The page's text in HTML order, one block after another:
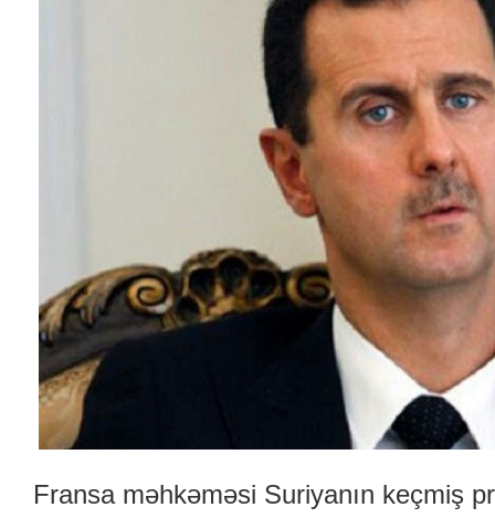
Fransa məhkəməsi Suriyanın keçmiş